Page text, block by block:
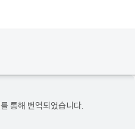
를 통해 번역되었습니다.